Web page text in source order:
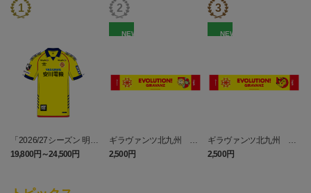
「2026/27シーズン 明治
安田J3リーグ」オーセン
ティックユニフォームFP
19,800円～24,500円
NEW
ギラヴァンツ北九州 キ
マワリ タオルマフラー
2,500円
NEW
ギラヴァンツ北九州 ピ
カチュウ タオルマフラー
2,500円